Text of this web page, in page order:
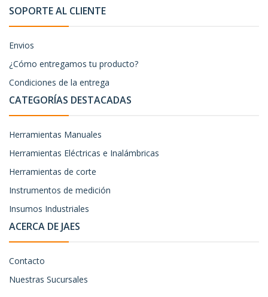
SOPORTE AL CLIENTE
Envios
¿Cómo entregamos tu producto?
Condiciones de la entrega
CATEGORÍAS DESTACADAS
Herramientas Manuales
Herramientas Eléctricas e Inalámbricas
Herramientas de corte
Instrumentos de medición
Insumos Industriales
ACERCA DE JAES
Contacto
Nuestras Sucursales